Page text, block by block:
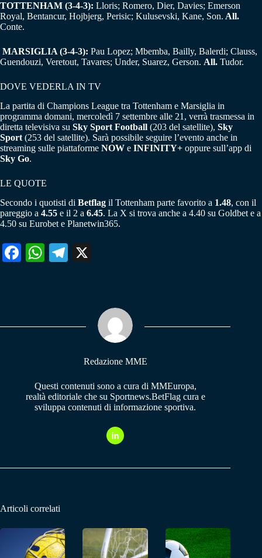
TOTTENHAM (3-4-3): Lloris; Romero, Dier, Davies; Emerson
Royal, Bentancur, Hojbjerg, Perisic; Kulusevski, Kane, Son. All.
Conte.
MARSIGLIA (3-4-3): Pau Lopez; Mbemba, Bailly, Balerdi; Clauss,
Guendouzi, Veretout, Tavares; Under, Suarez, Gerson. All. Tudor.
DOVE VEDERLA IN TV
La partita di Champions League tra Tottenham e Marsiglia in
programma domani, mercoledì 7 settembre alle 21, verrà trasmessa in
diretta televisiva su Sky Sport Football (203 del satellite), Sky
Sport (253 del satellite). Sarà possibile seguire l’evento anche in
streaming sulle piattaforme NOW e INFINITY+ oppure sull’app di
Sky Go.
LE QUOTE
Secondo i quotisti di Betflag il Tottenham parte favorito a 1.48, con il
pareggio a 4.55 e il 2 a 6.45. La X si trova anche a 4.40 su Goldbet e a
4.50 su Eurobet e Planetwin365.
Fa W
pp
Te
m
Redazione MME
Questi contenuti sono a cura di MMEuropa,
realtà editoriale che su Sportnews.BetFlag cura e
sviluppa contenuti di informazione sportiva.
Articoli correlati